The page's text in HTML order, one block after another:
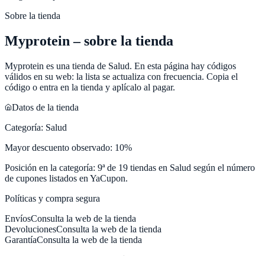
Sobre la tienda
Myprotein – sobre la tienda
Myprotein es una tienda de Salud. En esta página hay códigos
válidos en su web: la lista se actualiza con frecuencia. Copia el
código o entra en la tienda y aplícalo al pagar.
Datos de la tienda
Categoría: Salud
Mayor descuento observado: 10%
Posición en la categoría: 9ª de 19 tiendas en Salud según el número
de cupones listados en YaCupon.
Políticas y compra segura
EnvíosConsulta la web de la tienda
DevolucionesConsulta la web de la tienda
GarantíaConsulta la web de la tienda